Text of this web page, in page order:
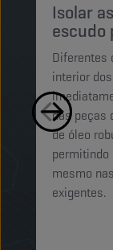
Isolar
Diferentes
interior
das peças
de óleo
permitindo
mesmo
exigentes.